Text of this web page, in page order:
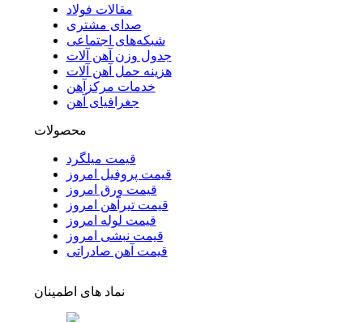
مقالات فولاد
صدای مشتری
شبکه‌های اجتماعی
جدول وزن آهن آلات
هزینه حمل آهن آلات
خدمات مرکزآهن
جغرافیای آهن
محصولات
قیمت میلگرد
قیمت پروفیل امروز
قیمت ورق امروز
قیمت تیرآهن امروز
قیمت لوله امروز
قیمت نبشی امروز
قیمت آهن صادراتی
نماد های اطمینان